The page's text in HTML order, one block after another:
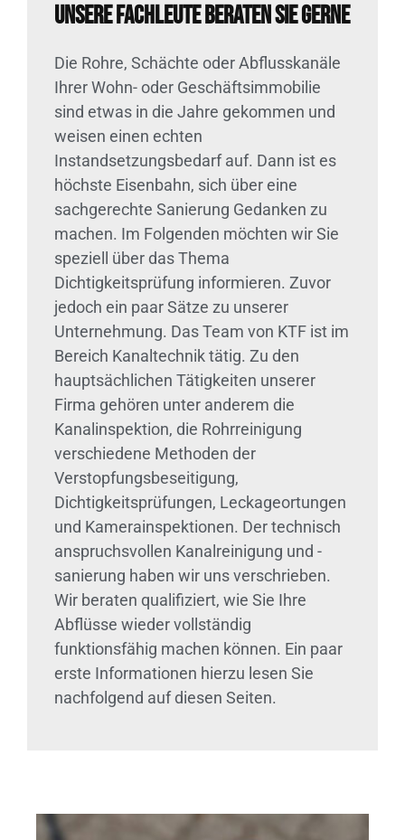
Unsere Fachleute beraten Sie gerne
Die Rohre, Schächte oder Abflusskanäle
Ihrer Wohn- oder Geschäftsimmobilie
sind etwas in die Jahre gekommen und
weisen einen echten
Instandsetzungsbedarf auf. Dann ist es
höchste Eisenbahn, sich über eine
sachgerechte Sanierung Gedanken zu
machen. Im Folgenden möchten wir Sie
speziell über das Thema
Dichtigkeitsprüfung informieren. Zuvor
jedoch ein paar Sätze zu unserer
Unternehmung. Das Team von KTF ist im
Bereich Kanaltechnik tätig. Zu den
hauptsächlichen Tätigkeiten unserer
Firma gehören unter anderem die
Kanalinspektion, die Rohrreinigung
verschiedene Methoden der
Verstopfungsbeseitigung,
Dichtigkeitsprüfungen, Leckageortungen
und Kamerainspektionen. Der technisch
anspruchsvollen Kanalreinigung und -
sanierung haben wir uns verschrieben.
Wir beraten qualifiziert, wie Sie Ihre
Abflüsse wieder vollständig
funktionsfähig machen können. Ein paar
erste Informationen hierzu lesen Sie
nachfolgend auf diesen Seiten.